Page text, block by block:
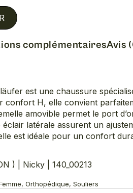
complémentairesAvis
est une chaussure
confort H, elle convient
amovible permet le port
latérale assurent un
est idéale pour un confort
) | Nicky | 140_00213
Orthopédique, Souliers